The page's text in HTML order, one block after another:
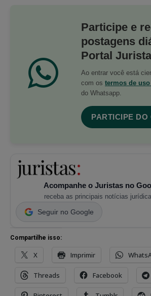
Participe e
postagens
Portal
Ao entrar você está
com os termos de uso
do Whatsapp.
PARTICIPE DO
Acompanhe o Juristas no
receba as principais notícias
Seguir no Google
Compartilhe isso:
X Imprimir
Threads Facebook